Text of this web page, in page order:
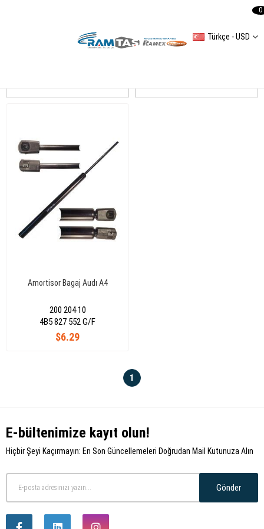
Türkçe - USD
0
Amortisor Bagaj Audı A4
200 204 10
$6.29
4B5 827 552 G/F
1
E-bültenimize kayıt olun!
Hiçbir Şeyi Kaçırmayın: En Son Güncellemeleri Doğrudan Mail Kutunuza Alın
Gönder